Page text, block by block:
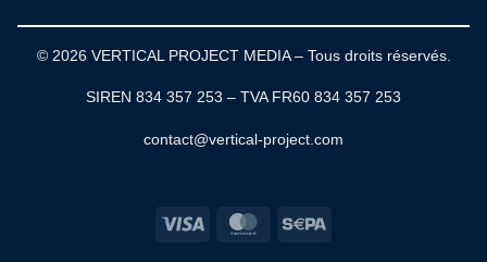
© 2026 VERTICAL PROJECT MEDIA – Tous droits réservés.
SIREN 834 357 253 – TVA FR60 834 357 253
contact@vertical-project.com
Visa MasterCard